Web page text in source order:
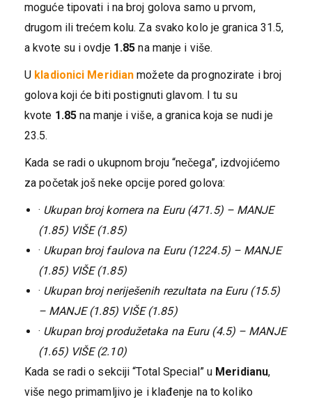
moguće tipovati i na broj golova samo u prvom,
drugom ili trećem kolu. Za svako kolo je granica 31.5,
a kvote su i ovdje 1.85 na manje i više.
U kladionici Meridian možete da prognozirate i broj
golova koji će biti postignuti glavom. I tu su
kvote 1.85 na manje i više, a granica koja se nudi je
23.5.
Kada se radi o ukupnom broju “nečega”, izdvojićemo
za početak još neke opcije pored golova:
· Ukupan broj kornera na Euru (471.5) – MANJE
(1.85) VIŠE (1.85)
· Ukupan broj faulova na Euru (1224.5) – MANJE
(1.85) VIŠE (1.85)
· Ukupan broj neriješenih rezultata na Euru (15.5)
– MANJE (1.85) VIŠE (1.85)
· Ukupan broj produžetaka na Euru (4.5) – MANJE
(1.65) VIŠE (2.10)
Kada se radi o sekciji “Total Special” u Meridianu,
više nego primamljivo je i klađenje na to koliko